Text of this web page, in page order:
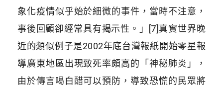
象化疫情似乎始於細微的事件，當時不注意，
事後回顧卻經常具有揭示性。」[7]真實世界晚
近的類似例子是2002年底台灣報紙開始零星報
導廣東地區出現致死率頗高的「神秘肺炎」，
由於傳言喝白醋可以預防，導致恐慌的民眾將